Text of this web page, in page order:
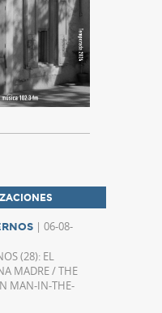
| 06-08-
(28): EL
MADRE / THE
MAN-IN-THE-